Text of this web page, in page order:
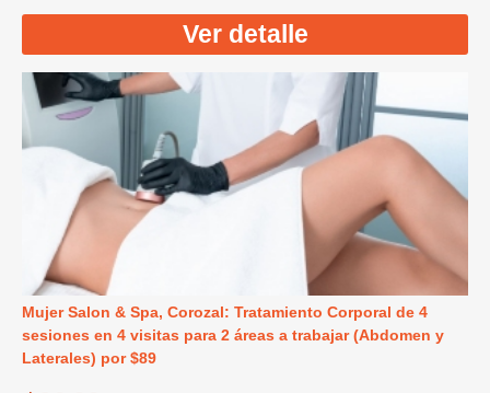
Ver detalle
Mujer Salon & Spa, Corozal: Tratamiento Corporal de 4
sesiones en 4 visitas para 2 áreas a trabajar (Abdomen y
Laterales) por $89